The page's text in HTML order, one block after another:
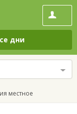
дни
местное